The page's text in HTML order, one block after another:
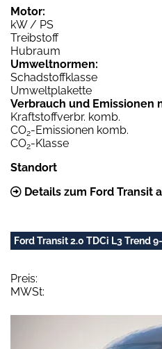
Motor:
kW / PS
Treibstoff
Hubraum
Umweltnormen:
Schadstoffklasse
Umweltplakette
Verbrauch und Emissionen
Kraftstoffverbr. komb.
CO2-Emissionen komb.
CO2-Klasse
Standort
Details zum Ford Transit
Ford Transit 2.0 TDCi L3 Trend
Preis:
MWSt: